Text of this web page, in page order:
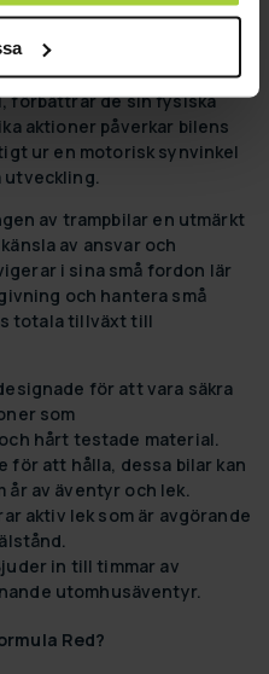
som de har roligt.
trampbilar är deras
och balans. När barnen
förbättrar de sin fysiska
aktioner påverkar bilens
ur en motorisk synvinkel
utveckling.
av trampbilar en utmärkt
av ansvar och
i sina små fordon lär
och hantera små
totala tillväxt till
för att vara säkra
som
hårt testade material.
för att hålla, dessa bilar kan
år av äventyr och lek.
aktiv lek som är avgörande
in till timmar av
utomhusäventyr.
Red?